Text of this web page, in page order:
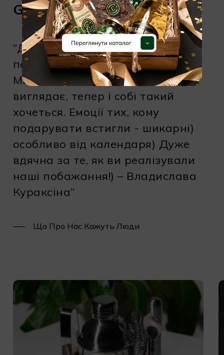
GiftIdeas
“Доброго дня) вчора забрали
першу коробку з подарунками)
Ми в захваті! Це дуже стильно
виглядає, тепер і собі такий
хочеться. Емоції тих, кому
подарувати встигли - шикарні)
особливо від календаря) Дуже
вдячна за те, як ви реалізували
наші побажання!) – Владислава
Кураксіна”
Що Про Нас Кажуть Люди